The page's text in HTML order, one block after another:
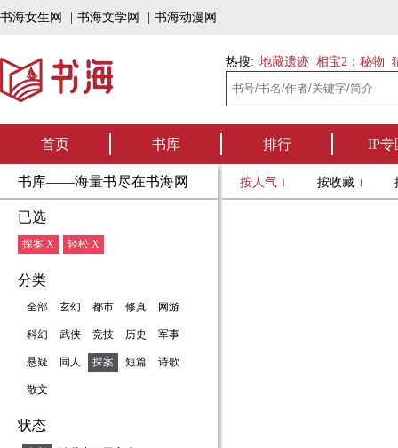
书海女生网 书海文学网 书海动漫网
热搜: 地藏遗迹 相宝2：秘物
首页 书库 排行 IP专
书库——海量书尽在书海网
已选
探案 X 轻松 X
分类
全部 玄幻 都市 修真 网游
科幻 武侠 竞技 历史 军事
悬疑 同人 探案 短篇 诗歌
散文
状态
按人气 ↓ 按收藏 ↓